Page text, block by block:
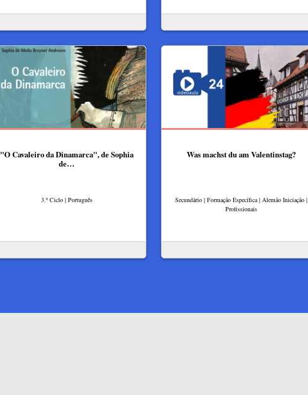
"O Cavaleiro da Dinamarca", de Sophia
de…
3.º Ciclo | Português
Was machst du am Valentinstag?
Secundário | Formação Específica | Alemão Iniciação |
Profissionais